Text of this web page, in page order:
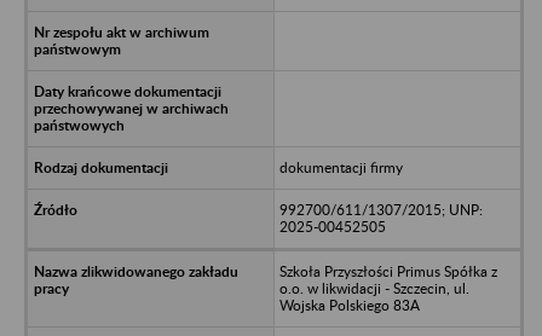
dokumentacji firmy
992700/611/1307/2015; UNP:
2025-00452505
Szkoła Przyszłości Primus Spółka z
o.o. w likwidacji - Szczecin, ul.
Wojska Polskiego 83A